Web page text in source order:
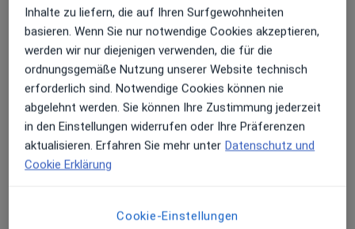
Es handelt sich hier um die Bowen Faszientherapie,
auch Bowentechnik, Bowentherapie oder Bowtech
genannt. Es ist eine manuelle Körpertherapie
australischen Ursprungs, die sanfte, tiefgehende
Impulse vor allem an den Faszien setzt. Diese
Impulse helfen dem Körper sich selbst auszurichten
und zu balancieren.
Erstanamnese Kinder
Praxis Anka Liebe Heilpraktikerin für Klassiche
Inhalte zu liefern, die auf Ihren Surfgewohnheiten
basieren. Wenn Sie nur notwendige Cookies akzeptieren,
werden wir nur diejenigen verwenden, die für die
ordnungsgemäße Nutzung unserer Website technisch
erforderlich sind. Notwendige Cookies können nie
abgelehnt werden. Sie können Ihre Zustimmung jederzeit
in den Einstellungen widerrufen oder Ihre Präferenzen
aktualisieren. Erfahren Sie mehr unter Datenschutz und
Cookie Erklärung
Cookie-Einstellungen